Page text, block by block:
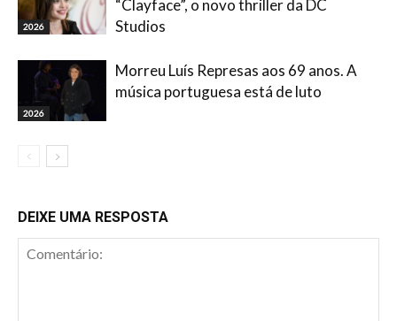
2026
“Clayface”, o novo thriller da DC
Studios
2026
Morreu Luís Represas aos 69 anos. A
música portuguesa está de luto
DEIXE UMA RESPOSTA